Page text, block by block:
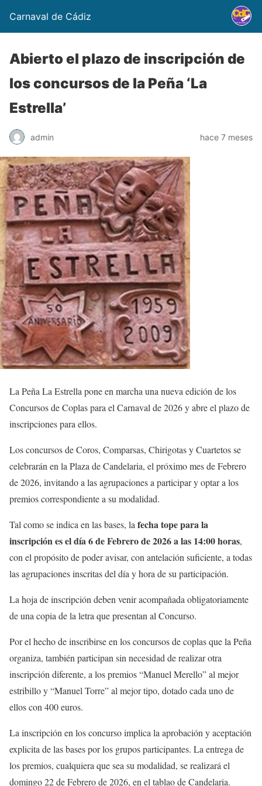
Carnaval de Cádiz
Abierto el plazo de inscripción de
los concursos de la Peña ‘La
Estrella’
admin hace 7 meses
La Peña La Estrella pone en marcha una nueva edición de los
Concursos de Coplas para el Carnaval de 2026 y abre el plazo de
inscripciones para ellos.
Los concursos de Coros, Comparsas, Chirigotas y Cuartetos se
celebrarán en la Plaza de Candelaria, el próximo mes de Febrero
de 2026, invitando a las agrupaciones a participar y optar a los
premios correspondiente a su modalidad.
Tal como se indica en las bases, la fecha tope para la
inscripción es el día 6 de Febrero de 2026 a las 14:00 horas,
con el propósito de poder avisar, con antelación suficiente, a todas
las agrupaciones inscritas del día y hora de su participación.
La hoja de inscripción deben venir acompañada obligatoriamente
de una copia de la letra que presentan al Concurso.
Por el hecho de inscribirse en los concursos de coplas que la Peña
organiza, también participan sin necesidad de realizar otra
inscripción diferente, a los premios “Manuel Merello” al mejor
estribillo y “Manuel Torre” al mejor tipo, dotado cada uno de
ellos con 400 euros.
La inscripción en los concurso implica la aprobación y aceptación
explicita de las bases por los grupos participantes. La entrega de
los premios, cualquiera que sea su modalidad, se realizará el
domingo 22 de Febrero de 2026, en el tablao de Candelaria.